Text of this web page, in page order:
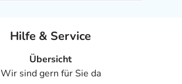
Hilfe & Service
Übersicht
Wir sind gern für Sie da